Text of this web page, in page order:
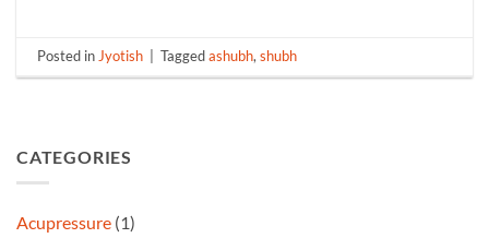
Posted in Jyotish Taggedashubh,shubh
CATEGORIES
Acupressure (1)